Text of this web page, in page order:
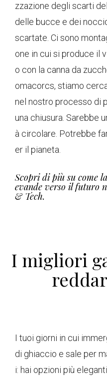
zzazione degli scarti
delle bucce e dei
scartate. Ci sono
one in cui si produce il
o con la canna da
omacorcs, stiamo
nel nostro processo di
una chiusura. Sarebbe
à circolare. Potrebbe
er il pianeta.
Scopri di più su come
evande verso il futuro
& Tech.
I migliori
I tuoi giorni in cui
di ghiaccio e sale per
i: hai opzioni più